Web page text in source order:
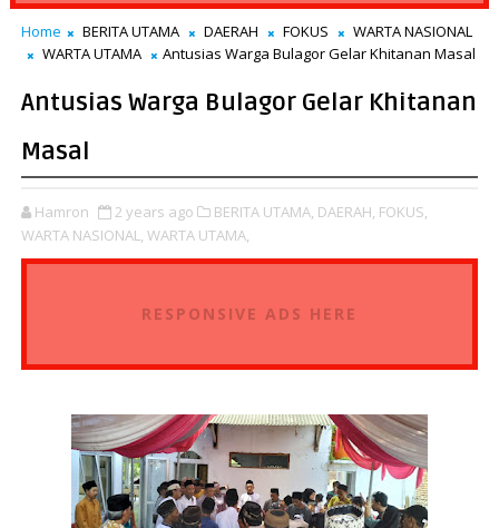
Home BERITA UTAMA DAERAH FOKUS
WARTA NASIONAL
WARTA UTAMA
Antusias Warga Bulagor Gelar Khitanan Masal
Antusias Warga Bulagor Gelar Khitanan
Masal
Hamron 2 years ago BERITA UTAMA, DAERAH, FOKUS,
WARTA NASIONAL, WARTA UTAMA,
RESPONSIVE ADS HERE